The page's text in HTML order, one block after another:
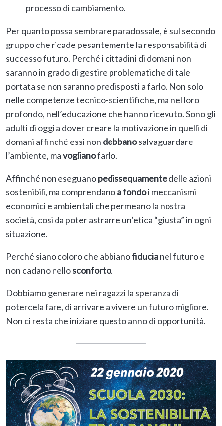
processo di cambiamento.
Per quanto possa sembrare paradossale, è sul secondo
gruppo che ricade pesantemente la responsabilità di
successo futuro. Perché i cittadini di domani non
saranno in grado di gestire problematiche di tale
portata se non saranno predisposti a farlo. Non solo
nelle competenze tecnico-scientifiche, ma nel loro
profondo, nell’educazione che hanno ricevuto. Sono gli
adulti di oggi a dover creare la motivazione in quelli di
domani affinché essi non debbanosalvaguardare
l’ambiente, mavoglianofarlo.
Affinché non eseguanopedissequamentedelle azioni
sostenibili, ma comprendanoa fondoi meccanismi
economici e ambientali che permeano la nostra
società, così da poter astrarre un’etica “giusta” in ogni
situazione.
Perché siano coloro che abbianofiducianel futuro e
non cadano nellosconforto.
Dobbiamo generare nei ragazzi la speranza di
potercela fare, di arrivare a vivere un futuro migliore.
Non ci resta che iniziare questo anno di opportunità.